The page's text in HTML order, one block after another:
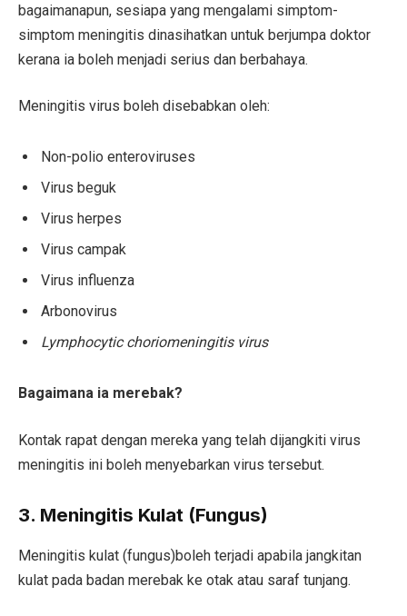
bagaimanapun, sesiapa yang mengalami simptom-
simptom meningitis dinasihatkan untuk berjumpa doktor
kerana ia boleh menjadi serius dan berbahaya.
Meningitis virus boleh disebabkan oleh:
Non-polio enteroviruses
Virus beguk
Virus herpes
Virus campak
Virus influenza
Arbonovirus
Lymphocytic choriomeningitis virus
Bagaimana ia merebak?
Kontak rapat dengan mereka yang telah dijangkiti virus
meningitis ini boleh menyebarkan virus tersebut.
3. Meningitis Kulat (Fungus)
Meningitis kulat (fungus)boleh terjadi apabila jangkitan
kulat pada badan merebak ke otak atau saraf tunjang.